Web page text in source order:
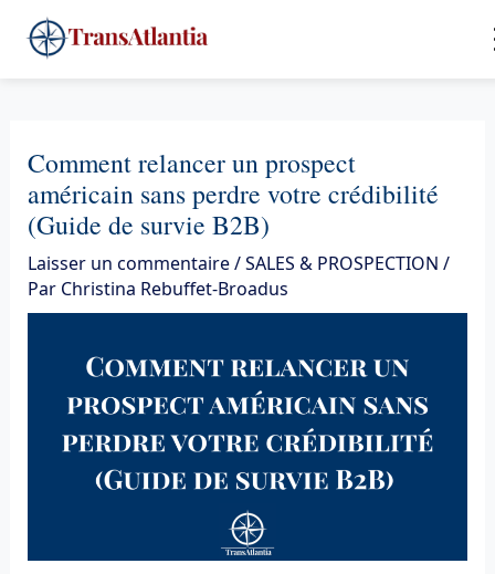
au
contenu
Comment relancer un prospect
américain sans perdre votre crédibilité
(Guide de survie B2B)
Laisser un commentaire/SALES & PROSPECTION /
Par Christina Rebuffet-Broadus